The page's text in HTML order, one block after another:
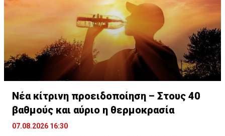
Νέα κίτρινη προειδοποίηση – Στους 40
βαθμούς και αύριο η θερμοκρασία
07.08.2026 16:30